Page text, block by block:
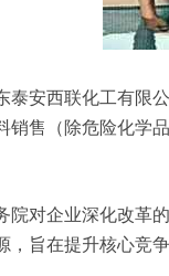
安西联化工有限
售（除危险化学
对企业深化改革
旨在提升核心竞